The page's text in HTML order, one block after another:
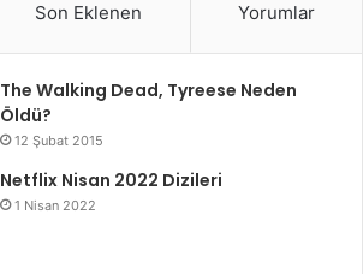
Son Eklenen Yorumlar
The Walking Dead, Tyreese Neden
Öldü?
12 Şubat 2015
Netflix Nisan 2022 Dizileri
1 Nisan 2022